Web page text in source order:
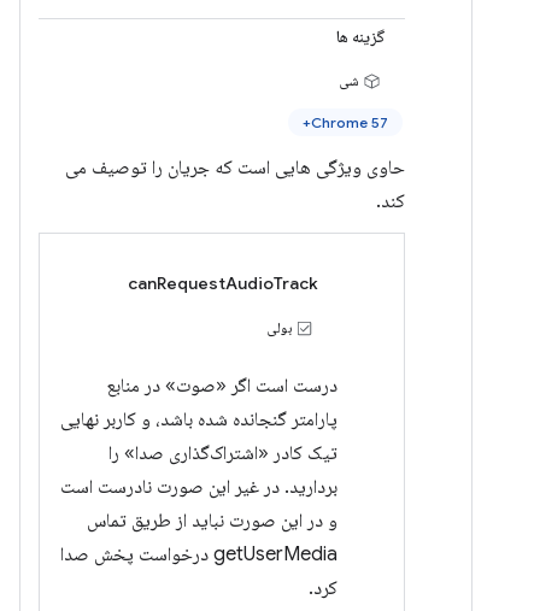
گزینه ها
شی
Chrome 57+
حاوی ویژگی هایی است که جریان را توصیف می
کند.
canRequestAudioTrack
بولی
درست است اگر «صوت» در منابع
پارامتر گنجانده شده باشد، و کاربر نهایی
تیک کادر «اشتراک‌گذاری صدا» را
بردارید. در غیر این صورت نادرست است
و در این صورت نباید از طریق تماس
getUserMedia درخواست پخش صدا
کرد.